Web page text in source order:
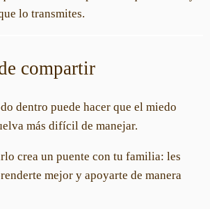
lo transmites.
compartir
dentro puede hacer que el miedo
más difícil de manejar.
crea un puente con tu familia: les
mejor y apoyarte de manera